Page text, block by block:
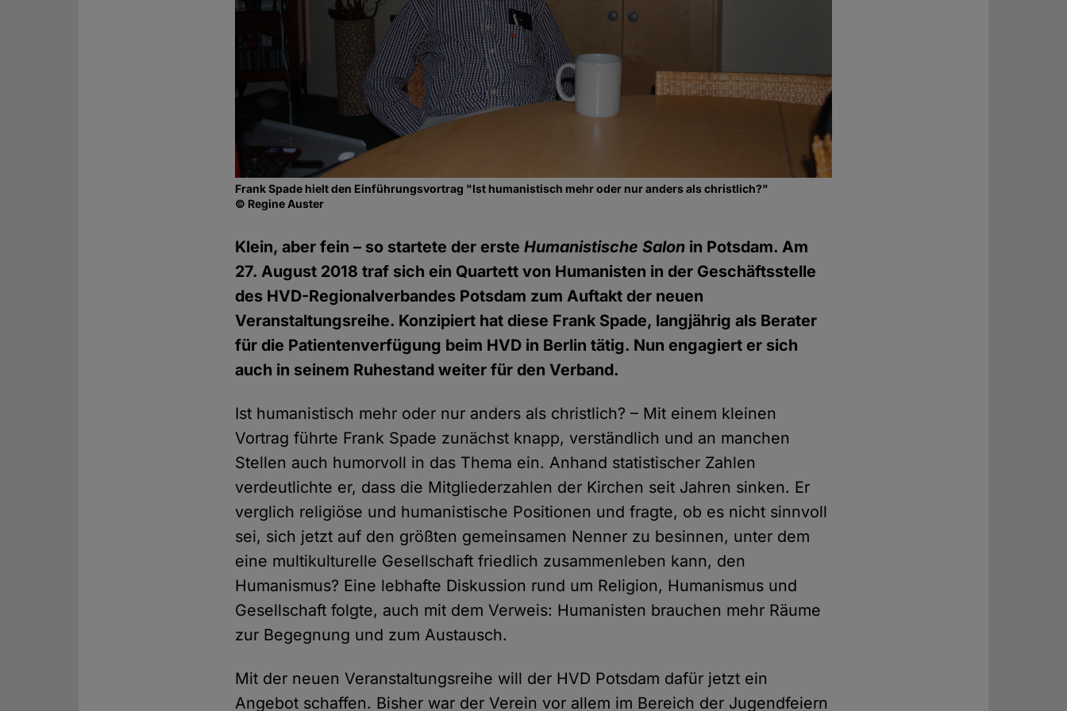
Frank Spade hielt den Einführungsvortrag "Ist humanistisch mehr oder nur anders als christlich?"
© Regine Auster
Klein, aber fein – so startete der ersteHumanistische Salon in Potsdam. Am
27. August 2018 traf sich ein Quartett von Humanisten in der Geschäftsstelle
des HVD-Regionalverbandes Potsdam zum Auftakt der neuen
Veranstaltungsreihe. Konzipiert hat diese Frank Spade, langjährig als Berater
für die Patientenverfügung beim HVD in Berlin tätig. Nun engagiert er sich
auch in seinem Ruhestand weiter für den Verband.
Ist humanistisch mehr oder nur anders als christlich? – Mit einem kleinen
Vortrag führte Frank Spade zunächst knapp, verständlich und an manchen
Stellen auch humorvoll in das Thema ein. Anhand statistischer Zahlen
verdeutlichte er, dass die Mitgliederzahlen der Kirchen seit Jahren sinken. Er
verglich religiöse und humanistische Positionen und fragte, ob es nicht sinnvoll
sei, sich jetzt auf den größten gemeinsamen Nenner zu besinnen, unter dem
eine multikulturelle Gesellschaft friedlich zusammenleben kann, den
Humanismus? Eine lebhafte Diskussion rund um Religion, Humanismus und
Gesellschaft folgte, auch mit dem Verweis: Humanisten brauchen mehr Räume
zur Begegnung und zum Austausch.
Mit der neuen Veranstaltungsreihe will der HVD Potsdam dafür jetzt ein
Angebot schaffen. Bisher war der Verein vor allem im Bereich der Jugendfeiern